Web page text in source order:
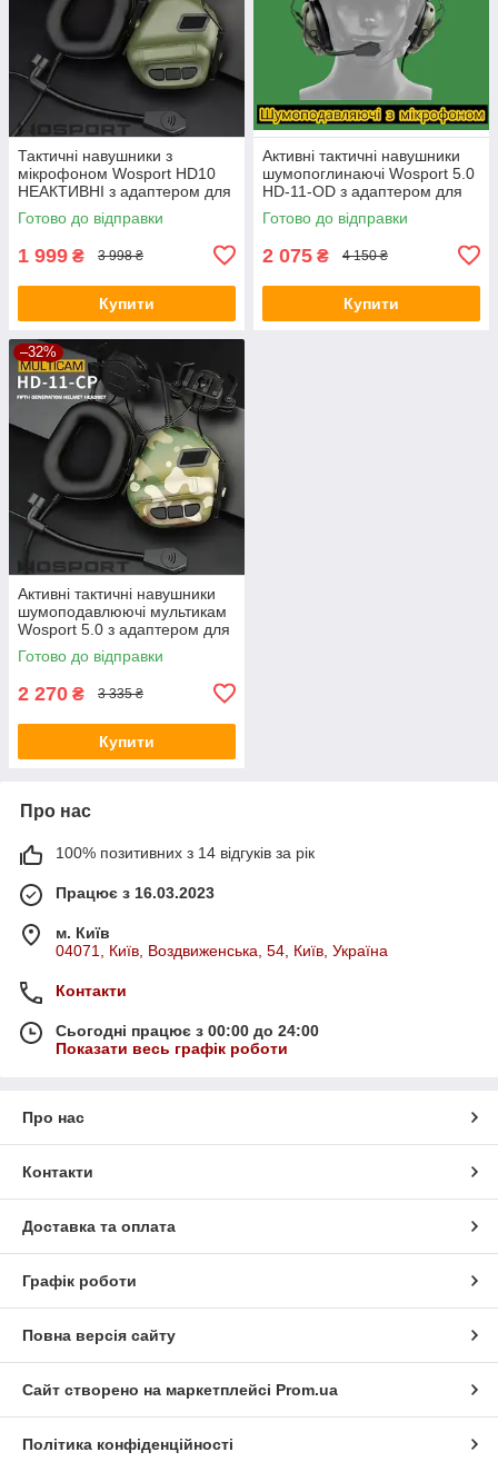
Тактичні навушники з
мікрофоном Wosport HD10
НЕАКТИВНІ з адаптером для
шолома олива
Готово до відправки
1 999 ₴ 3 998 ₴
Купити
Активні тактичні навушники
шумопоглинаючі Wosport 5.0
HD-11-OD з адаптером для
шоломів та мікрофоном
Готово до відправки
2 075 ₴ 4 150 ₴
Купити
–32%
Активні тактичні навушники
шумоподавлюючі мультикам
Wosport 5.0 з адаптером для
шолома Fast та мікрофоном
Готово до відправки
2 270 ₴ 3 335 ₴
Купити
Про нас
100% позитивних з 14 відгуків за рік
Працює з 16.03.2023
м. Київ
04071, Київ, Воздвиженська, 54, Київ, Україна
Контакти
Сьогодні працює з 00:00 до 24:00
Показати весь графік роботи
Про нас
Контакти
Доставка та оплата
Графік роботи
Повна версія сайту
Сайт створено на маркетплейсі Prom.ua
Політика конфіденційності